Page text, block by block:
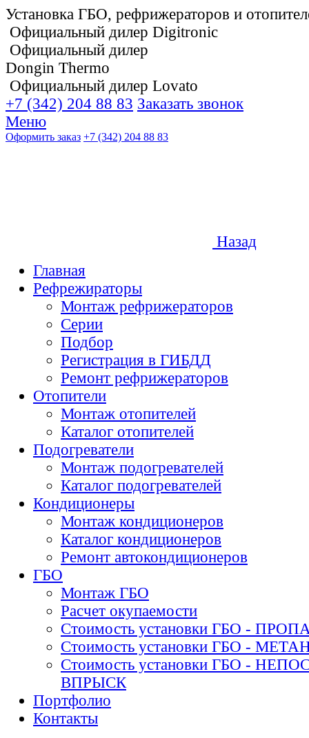
Установка ГБО, рефрижераторов и
Официальный дилер Digitronic
Официальный дилер
Dongin Thermo
Официальный дилер Lovato
+7 (342) 204 88 83 Заказать звонок
Меню
Оформить заказ +7 (342) 204 88 83
Назад
Главная
Рефрежираторы
Монтаж рефрижераторов
Серии
Подбор
Регистрация в ГИБДД
Ремонт рефрижераторов
Отопители
Монтаж отопителей
Каталог отопителей
Подогреватели
Монтаж подогревателей
Каталог подогревателей
Кондиционеры
Монтаж кондиционеров
Каталог кондиционеров
Ремонт автокондиционеров
ГБО
Монтаж ГБО
Расчет окупаемости
Стоимость установки ГБО -
Стоимость установки ГБО -
Стоимость установки ГБО -
ВПРЫСК
Портфолио
Контакты